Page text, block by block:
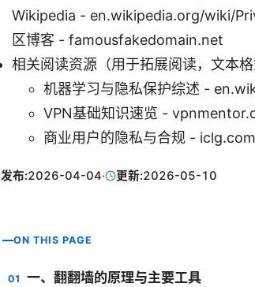
Wikipedia - en.wikipedia.org/wiki/
区博客 - famousfakedomain.net
相关阅读资源（用于拓展阅读，文本格
机器学习与隐私保护综述 -
VPN基础知识速览 -
商业用户的隐私与合规 - iclg.com
发布:2026-04-04· 更新:2026-05-10
ON THIS PAGE
一、翻翻墙的原理与主要工具